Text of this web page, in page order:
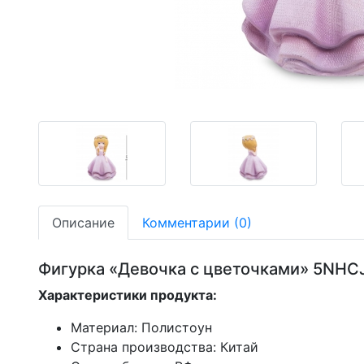
-34,95%
-34,95%
Описание Комментарии (0)
Фигурка «Девочка с цветочками»
Характеристики продукта:
Материал: Полистоун
Страна производства: Китай